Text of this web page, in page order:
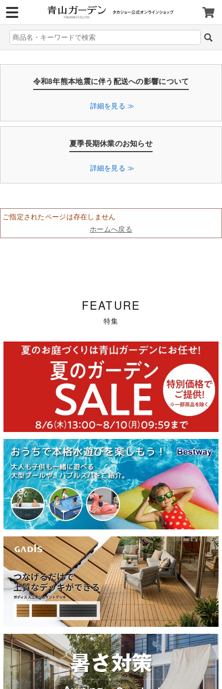
令和8年熊本地震に伴う配送への影響について
詳細を見る ≫
夏季長期休業のお知らせ
詳細を見る ≫
ご指定されたページは存在しません
ホームへ戻る
FEATURE
特集